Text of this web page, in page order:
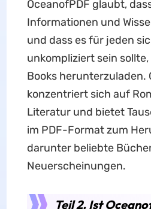
OceanofPDF glaubt,
Informationen und
und dass es für jeden
unkompliziert sein
Books herunterzuladen.
konzentriert sich auf
Literatur und bietet
im PDF-Format zum
darunter beliebte
Neuerscheinungen.
Teil 2. Ist